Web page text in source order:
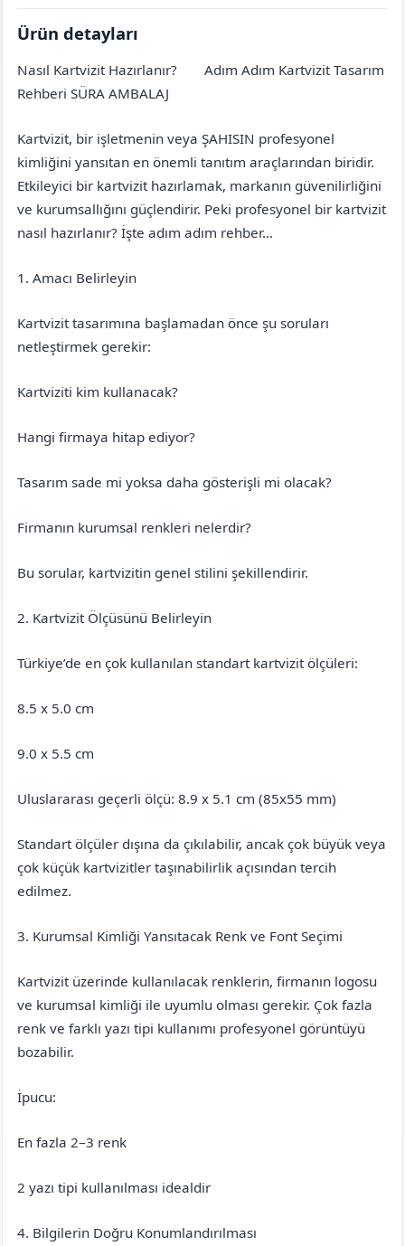
Ürün detayları
Nasıl Kartvizit Hazırlanır?
Adım Adım Kartvizit Tasarım
Rehberi SÜRA AMBALAJ
Kartvizit, bir işletmenin veya ŞAHISIN profesyonel
kimliğini yansıtan en önemli tanıtım araçlarından biridir.
Etkileyici bir kartvizit hazırlamak, markanın güvenilirliğini
ve kurumsallığını güçlendirir. Peki profesyonel bir kartvizit
nasıl hazırlanır? İşte adım adım rehber…
1. Amacı Belirleyin
Kartvizit tasarımına başlamadan önce şu soruları
netleştirmek gerekir:
Kartviziti kim kullanacak?
Hangi firmaya hitap ediyor?
Tasarım sade mi yoksa daha gösterişli mi olacak?
Firmanın kurumsal renkleri nelerdir?
Bu sorular, kartvizitin genel stilini şekillendirir.
2. Kartvizit Ölçüsünü Belirleyin
Türkiye’de en çok kullanılan standart kartvizit ölçüleri:
8.5 x 5.0 cm
9.0 x 5.5 cm
Uluslararası geçerli ölçü: 8.9 x 5.1 cm (85x55 mm)
Standart ölçüler dışına da çıkılabilir, ancak çok büyük veya
çok küçük kartvizitler taşınabilirlik açısından tercih
edilmez.
3. Kurumsal Kimliği Yansıtacak Renk ve Font Seçimi
Kartvizit üzerinde kullanılacak renklerin, firmanın logosu
ve kurumsal kimliği ile uyumlu olması gerekir. Çok fazla
renk ve farklı yazı tipi kullanımı profesyonel görüntüyü
bozabilir.
İpucu:
En fazla 2–3 renk
2 yazı tipi kullanılması idealdir
4. Bilgilerin Doğru Konumlandırılması